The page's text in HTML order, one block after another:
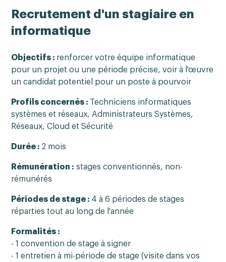
Recrutement d'un stagiaire en
informatique
Objectifs : renforcer votre équipe informatique
pour un projet ou une période précise, voir à l'œuvre
un candidat potentiel pour un poste à pourvoir
Profils concernés : Techniciens informatiques
systèmes et réseaux,Administrateurs Systèmes,
Réseaux, Cloud et Sécurité
Durée : 2 mois
Rémunération : stages conventionnés, non-
rémunérés
Périodes de stage : 4 à 6 périodes de stages
réparties tout au long de l'année
Formalités :
- 1 convention de stage à signer
- 1 entretien à mi-période de stage (visite dans vos